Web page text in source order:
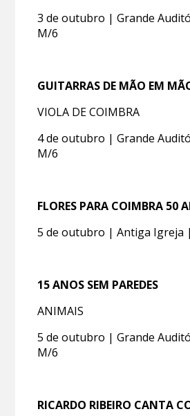
3 de outubro | Grande
M/6
GUITARRAS DE MÃO EM
VIOLA DE COIMBRA
4 de outubro | Grande
M/6
FLORES PARA COIMBRA 50
5 de outubro | Antiga Igreja
15 ANOS SEM PAREDES
ANIMAIS
5 de outubro | Grande
M/6
RICARDO RIBEIRO CANTA